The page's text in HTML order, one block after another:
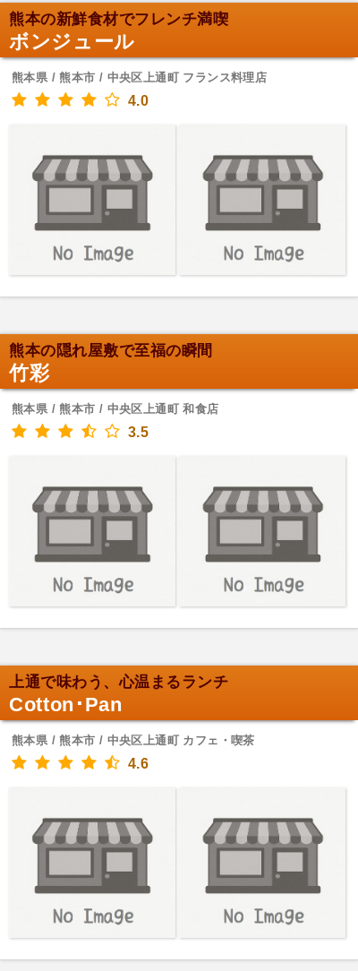
熊本の新鮮食材でフレンチ満喫
ボンジュール
熊本県 / 熊本市 / 中央区上通町 フランス料理店
4.0
熊本の隠れ屋敷で至福の瞬間
竹彩
熊本県 / 熊本市 / 中央区上通町 和食店
3.5
上通で味わう、心温まるランチ
Cotton･Pan
熊本県 / 熊本市 / 中央区上通町 カフェ・喫茶
4.6